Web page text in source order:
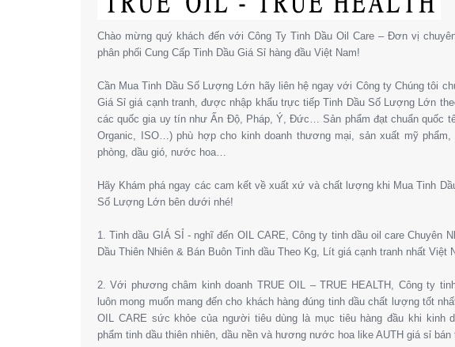
Chào mừng quý khách đến với Công Ty Tinh Dầu Oil Care – Đơn vị
phân phối Cung Cấp Tinh Dầu Giá Sỉ hàng đầu Việt Nam!
Cần Mua Tinh Dầu Số Lượng Lớn hãy liên hệ ngay với Công ty Chúng tôi
Giá Sỉ giá cạnh tranh, được nhập khẩu trực tiếp Tinh Dầu Số Lượng Lớn
các quốc gia uy tín như Ấn Độ, Pháp, Ý, Đức… Sản phẩm đạt chuẩn quốc
Organic, ISO…) phù hợp cho kinh doanh thương mại, sản xuất mỹ
phòng, dầu gió, nước hoa…
Hãy Khám phá ngay các cam kết về xuất xứ và chất lượng khi Mua Tinh
Số Lượng Lớn bên dưới nhé!
1. Tinh dầu GIÁ SỈ - nghĩ đến OIL CARE, Công ty tinh dầu oil care Chuyên
Dầu Thiên Nhiên & Bán Buôn Tinh dầu Theo Kg, Lít giá cạnh tranh nhất Việt
2. Với phương châm kinh doanh TRUE OIL – TRUE HEALTH, Công ty
luôn mong muốn mang đến cho khách hàng đúng tinh dầu chất lượng tốt
OIL CARE sức khỏe của người tiêu dùng là mục tiêu hàng đầu khi kinh
phẩm tinh dầu thiên nhiên, dầu nền và hương nước hoa like AUTH giá sỉ bán